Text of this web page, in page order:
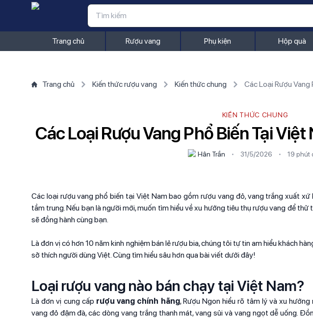
Trang chủ Rượu vang Phụ kiện Hộp quà
Trang chủ Kiến thức rượu vang Kiến thức chung
KIẾN THỨC CHUNG
Các Loại Rượu Vang Phổ Biến Tại
Hân Trần • 31/5/2026 • 19 phút
Các loại rượu vang phổ biến tại Việt Nam bao gồm rượu vang đỏ, vang trắng xuất xứ
tầm trung. Nếu bạn là người mới, muốn tìm hiểu về xu hướng tiêu thụ rượu vang để thử
sẽ đồng hành cùng bạn.
Là đơn vị có hơn 10 năm kinh nghiệm bán lẻ rượu bia, chúng tôi tự tin am hiểu khách
sở thích người dùng Việt. Cùng tìm hiểu sâu hơn qua bài viết dưới đây!
Loại rượu vang nào bán chạy tại Việt Nam?
Là đơn vị cung cấp rượu vang chính hãng, Rượu Ngon hiểu rõ tâm lý và xu
vang đỏ đậm đà, các dòng vang trắng thanh mát, vang sủi và vang ngọt dễ uống.